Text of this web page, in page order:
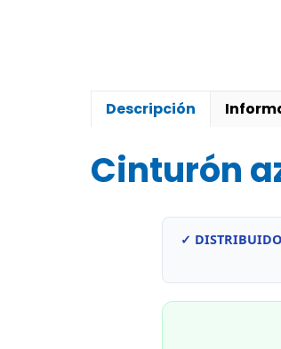
Descripción
Cinturón
✓